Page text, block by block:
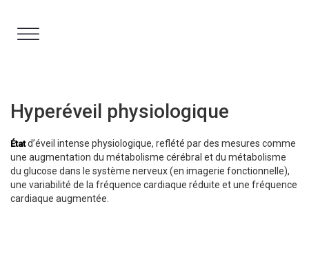
contenu
Hyperéveil physiologique
Étatd’éveil intense physiologique, reflété par des mesures comme
une augmentation du métabolisme cérébral et du métabolisme
du glucose dans le système nerveux (en imagerie fonctionnelle),
une variabilité de la fréquence cardiaque réduite et une fréquence
cardiaque augmentée.